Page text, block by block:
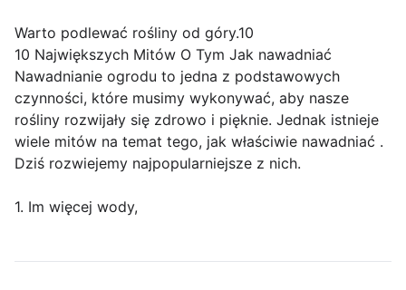
Warto podlewać rośliny od góry.10
10 Największych Mitów O Tym Jak nawadniać
Nawadnianie ogrodu to jedna z podstawowych
czynności, które musimy wykonywać, aby nasze
rośliny rozwijały się zdrowo i pięknie. Jednak istnieje
wiele mitów na temat tego, jak właściwie nawadniać .
Dziś rozwiejemy najpopularniejsze z nich.
1. Im więcej wody,